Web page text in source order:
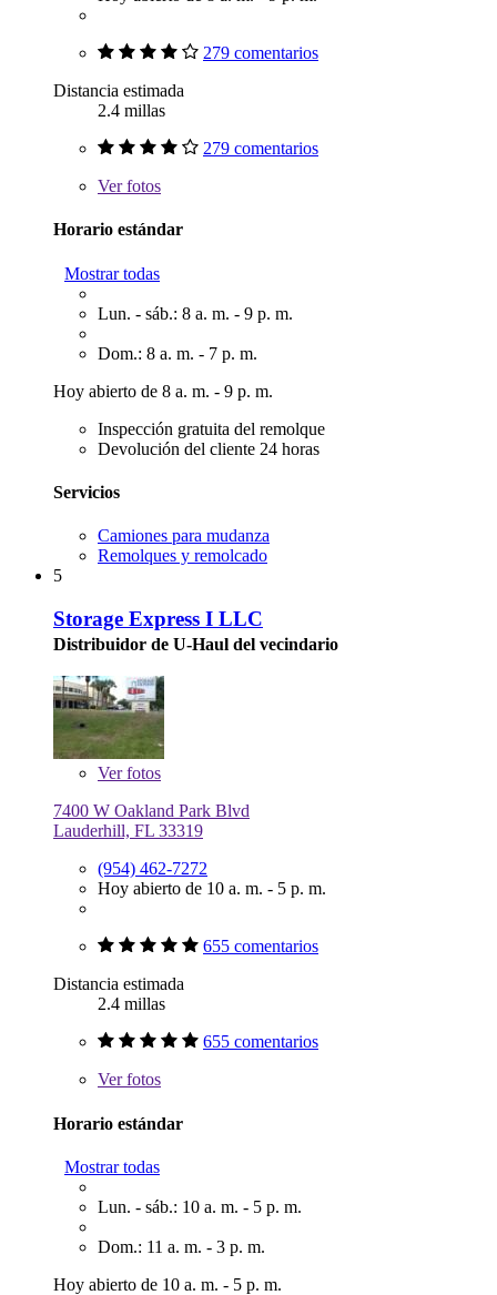
279 comentarios
Distancia estimada
2.4 millas
279 comentarios
Verfotos
Horario estándar
Mostrar todas
Lun. - sáb.: 8 a. m. - 9 p. m.
Dom.: 8 a. m. - 7 p. m.
Hoy abierto de 8 a. m. - 9 p. m.
Inspección gratuita del remolque
Devolución del cliente 24 horas
Servicios
Camiones para mudanza
Remolques y remolcado
5
Storage Express I LLC
Distribuidor de U-Haul del vecindario
Verfotos
7400 W Oakland Park Blvd
Lauderhill, FL 33319
(954) 462-7272
Hoy abierto de 10 a. m. - 5 p. m.
655 comentarios
Distancia estimada
2.4 millas
655 comentarios
Verfotos
Horario estándar
Mostrar todas
Lun. - sáb.: 10 a. m. - 5 p. m.
Dom.: 11 a. m. - 3 p. m.
Hoy abierto de 10 a. m. - 5 p. m.